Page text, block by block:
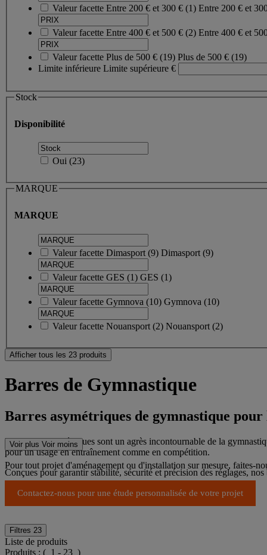
Valeur facette Entre 200 € et 300 € (1) Entre 200 € et
Valeur facette Entre 400 € et 500 € (2) Entre 400 € et
Valeur facette Plus de 500 € (19) Plus de 500 € (19)
Limite inférieure Limite supérieure €
Stock
Disponibilité
Oui (23)
MARQUE
MARQUE
Valeur facette Dimasport (9) Dimasport (9)
Valeur facette GES (1) GES (1)
Valeur facette Gymnova (10) Gymnova (10)
Valeur facette Nouansport (2) Nouansport (2)
Afficher tous les 23 produits
Barres de Gymnastique
Barres asymétriques de gymnastique
Les barres asymétriques sont un agrès incontournable de la
pour un usage en entraînement comme en compétition.
Conçues pour garantir stabilité, sécurité et précision des réglages,
Voir plus Voir moins
Pour tout projet d'aménagement ou d'installation sur mesure, faites-
Contactez-nous pour une étude personnalisée de votre projet
Filtres 23
Liste de produits
Produits : ( 1 - 23 )